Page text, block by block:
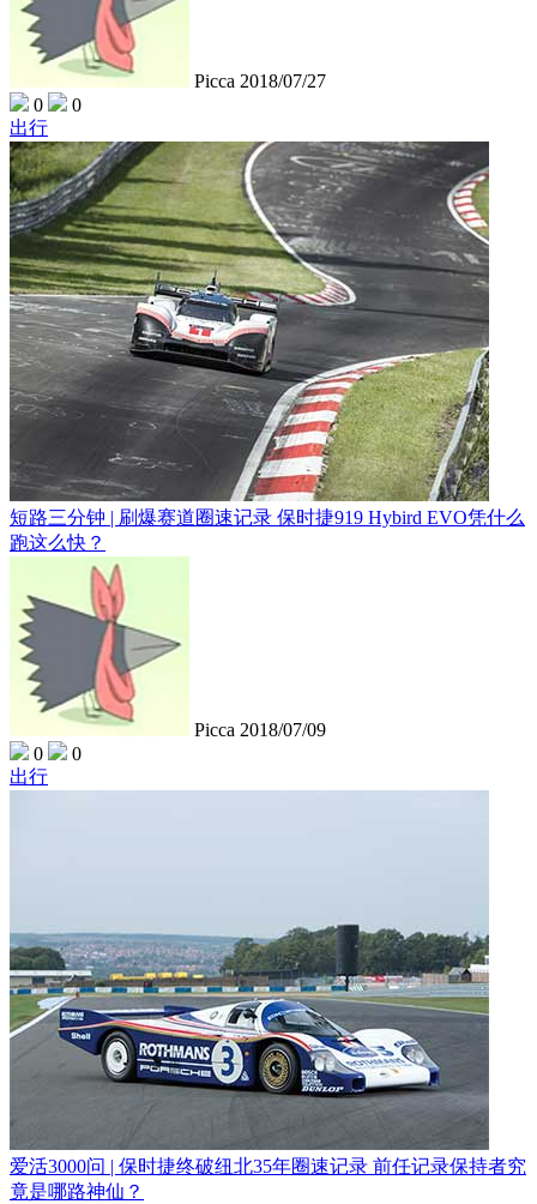
Picca 2018/07/27
0
0
出行
短路三分钟 | 刷爆赛道圈速记录 保时捷919 Hybird EVO凭什么
跑这么快？
Picca 2018/07/09
0
0
出行
爱活3000问 | 保时捷终破纽北35年圈速记录 前任记录保持者究
竟是哪路神仙？